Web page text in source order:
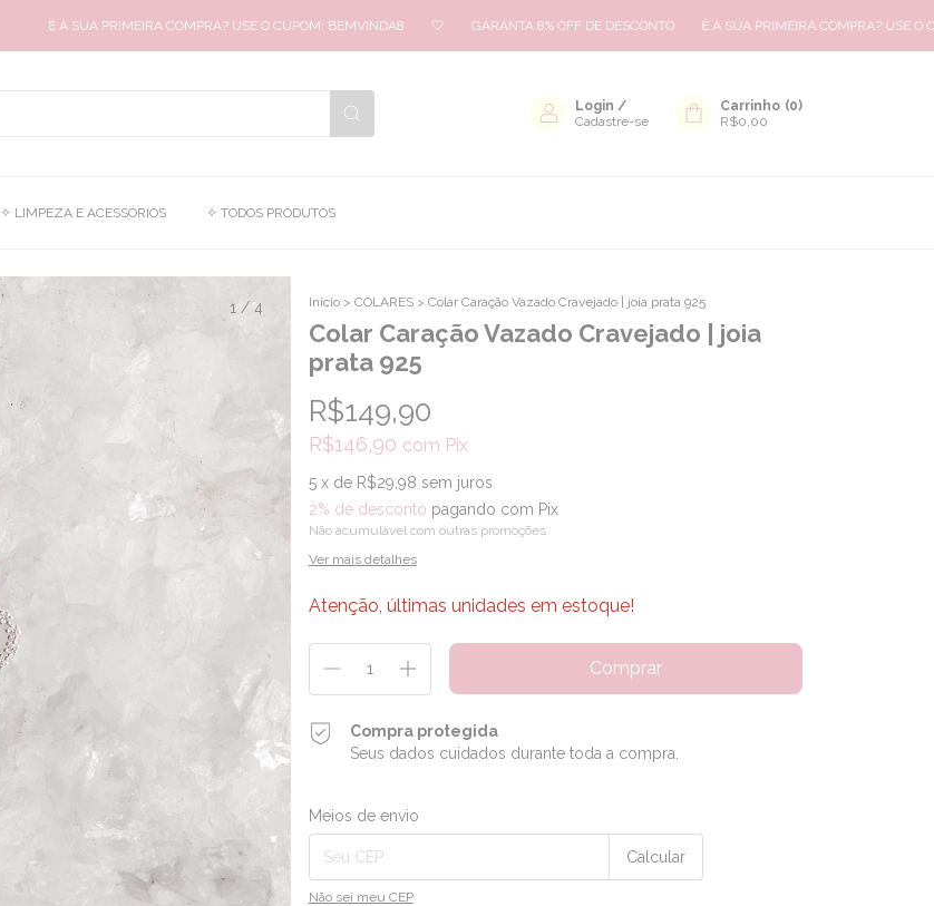
É A SUA PRIMEIRA COMPRA? USE O CUPOM: BEMVINDA8 🤍 GARANTA 8% OFF DE DESCONTO É A SUA PRIMEIRA COMPRA? USE O
Login /
Cadastre-se
Carrinho (0)
R$0,00
✧ LIMPEZA E ACESSÓRIOS ✧ TODOS PRODUTOS
1 /4 Início > COLARES > Colar Caração Vazado Cravejado | joia prata 925
Colar Caração Vazado Cravejado | joia
prata 925
R$149,90
R$146,90 com Pix
5 x de R$29,98 sem juros
2% de desconto pagando com Pix
Não acumulável com outras promoções
Ver mais detalhes
Atenção, últimas unidades em estoque!
Compra protegida
Seus dados cuidados durante toda a compra.
Entregas para o CEP:
Meios de envio
Calcular
Não sei meu CEP